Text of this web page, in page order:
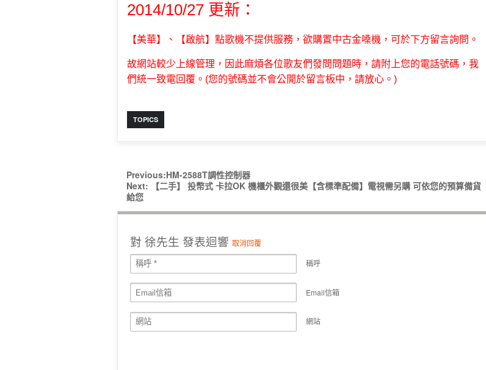
2014/10/27 更新：
【美華】、【啟航】點歌機不提供服務，欲購置中古金嗓機，可於下方留言詢問。
故網站較少上線管理，因此麻煩各位歌友們發問問題時，請附上您的電話號碼，我
們統一致電回覆。(您的號碼並不會公開於留言板中，請放心。)
TOPICS
Previous:HM-2588T調性控制器
Next:
【二手】 投幣式 卡拉OK 機櫃外觀還很美【含標準配備】電視需另購 可依您的預算備貨
給您
對 徐先生 發表迴響 取消回覆
稱呼
Email信箱
網站